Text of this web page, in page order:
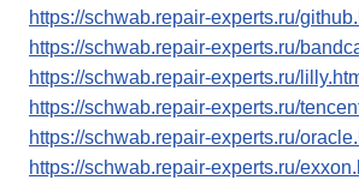
https://schwab.repair-experts.ru/
https://schwab.repair-experts.ru/
https://schwab.repair-experts.ru/
https://schwab.repair-experts.ru/
https://schwab.repair-experts.ru/
https://schwab.repair-experts.ru/